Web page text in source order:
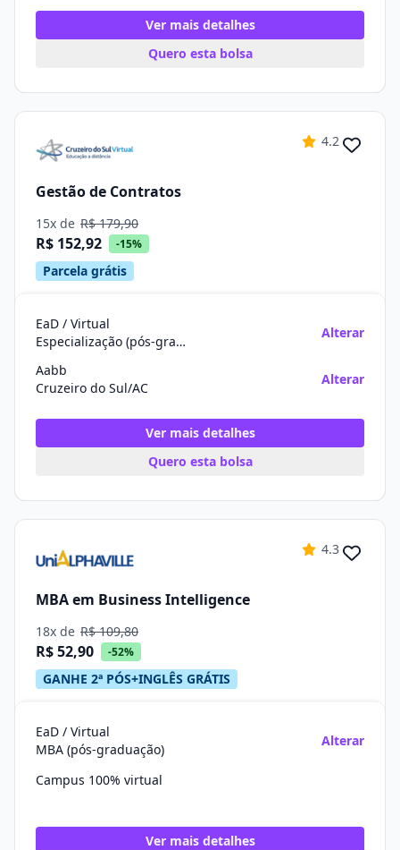
Ver mais detalhes
Quero esta bolsa
4.2
Gestão de Contratos
15x de R$ 179,90
R$ 152,92 -15%
Parcela grátis
EaD / Virtual
Especialização (pós-graduação)
Alterar
Aabb
Cruzeiro do Sul/AC
Alterar
Ver mais detalhes
Quero esta bolsa
4.3
MBA em Business Intelligence
18x de R$ 109,80
R$ 52,90 -52%
GANHE 2ª PÓS+INGLÊS GRÁTIS
EaD / Virtual
MBA (pós-graduação)
Alterar
Campus 100% virtual
Ver mais detalhes